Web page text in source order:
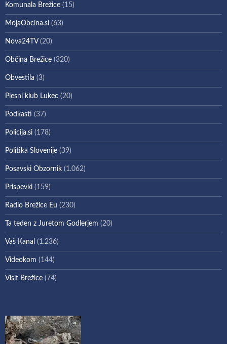
Komunala Brežice (15)
MojaObcina.si (63)
Nova24TV(20)
Občina Brežice (320)
Obvestila (3)
Plesni klub Lukec (20)
Podkasti (37)
Policija.si (178)
Politika Slovenije (39)
Posavski Obzornik (1.062)
Prispevki (159)
Radio Brežice Eu (230)
Ta teden z Juretom Godlerjem (20)
Vaš Kanal (1.236)
Videokom (144)
Visit Brežice (74)